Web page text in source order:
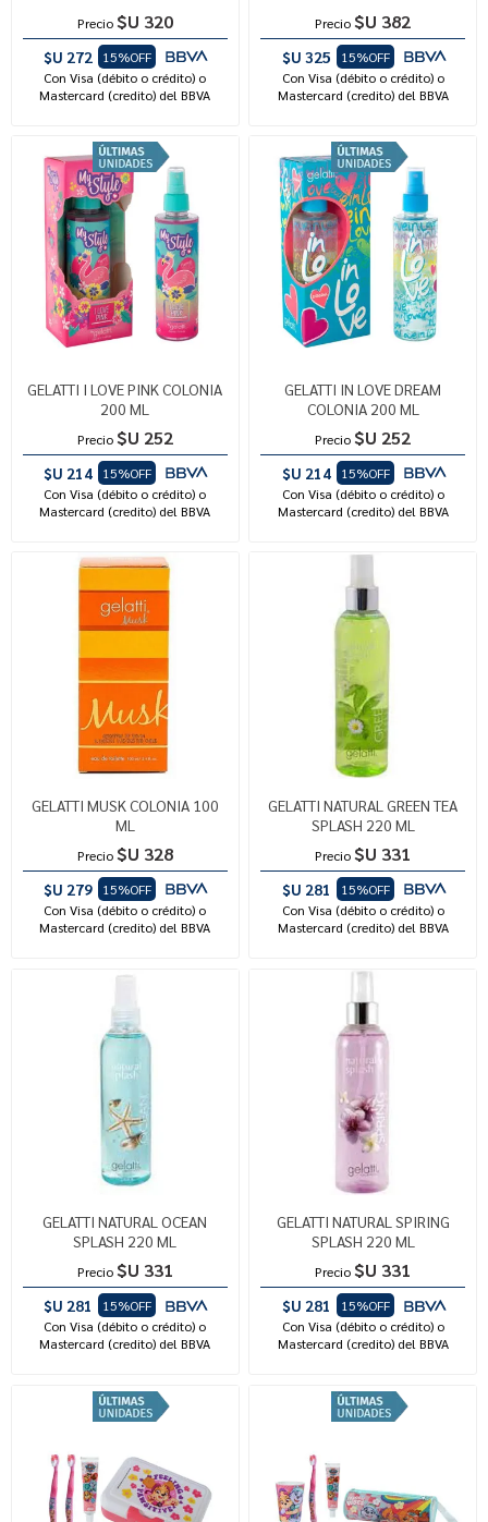
Precio $U 320
$U 272
15%OFF
Con Visa (débito o crédito) o
Mastercard (credito) del BBVA
Precio $U 382
$U 325
15%OFF
Con Visa (débito o crédito) o
Mastercard (credito) del BBVA
GELATTI I LOVE PINK COLONIA
200 ML
Precio $U 252
$U 214
15%OFF
Con Visa (débito o crédito) o
Mastercard (credito) del BBVA
GELATTI IN LOVE DREAM
COLONIA 200 ML
Precio $U 252
$U 214
15%OFF
Con Visa (débito o crédito) o
Mastercard (credito) del BBVA
GELATTI MUSK COLONIA 100
ML
Precio $U 328
$U 279
15%OFF
Con Visa (débito o crédito) o
Mastercard (credito) del BBVA
GELATTI NATURAL GREEN TEA
SPLASH 220 ML
Precio $U 331
$U 281
15%OFF
Con Visa (débito o crédito) o
Mastercard (credito) del BBVA
GELATTI NATURAL OCEAN
SPLASH 220 ML
Precio $U 331
$U 281
15%OFF
Con Visa (débito o crédito) o
Mastercard (credito) del BBVA
GELATTI NATURAL SPIRING
SPLASH 220 ML
Precio $U 331
$U 281
15%OFF
Con Visa (débito o crédito) o
Mastercard (credito) del BBVA